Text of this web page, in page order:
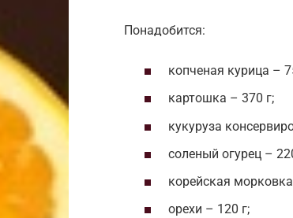
Понадобится:
копченая курица –
картошка – 370 г;
кукуруза
соленый огурец –
корейская
орехи – 120 г;